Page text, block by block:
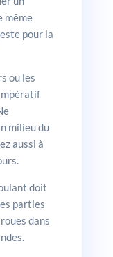
même
pour la
ou les
milieu du
aussi à
doit
parties
dans